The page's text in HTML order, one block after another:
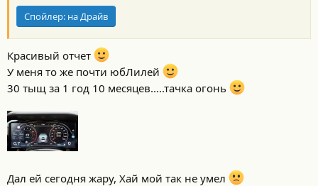
Спойлер: на Драйв
Красивый отчет
У меня то же почти юбЛилей
30 тыщ за 1 год 10 месяцев.....тачка огонь
Дал ей сегодня жару, Хай мой так не умел